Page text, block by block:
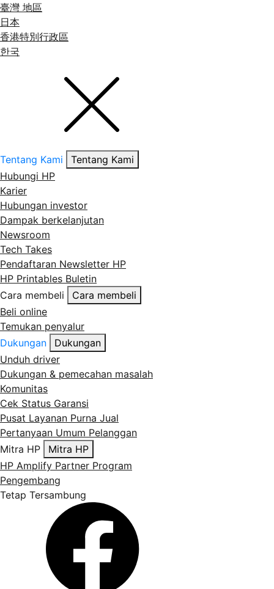
臺灣 地區
日本
香港特別行政區
한국
Tentang Kami
Tentang Kami
Hubungi HP
Karier
Hubungan investor
Dampak berkelanjutan
Newsroom
Tech Takes
Pendaftaran Newsletter HP
HP Printables Buletin
Cara membeli
Cara membeli
Beli online
Temukan penyalur
Dukungan
Dukungan
Unduh driver
Dukungan & pemecahan masalah
Komunitas
Cek Status Garansi
Pusat Layanan Purna Jual
Pertanyaan Umum Pelanggan
Mitra HP
Mitra HP
HP Amplify Partner Program
Pengembang
Tetap Tersambung